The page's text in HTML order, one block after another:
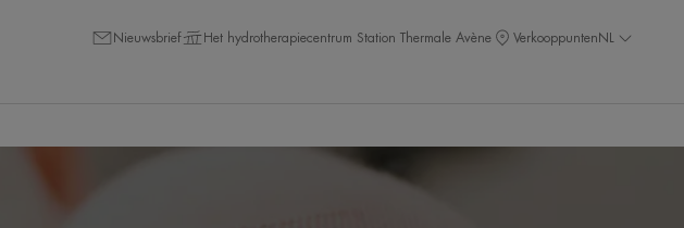
Nieuwsbrief Het hydrotherapiecentrum Station Thermale Avène Verkooppunten NL